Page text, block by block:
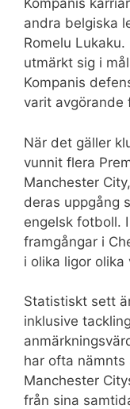
Kompanis
andra belgiska
Romelu
utmärkt sig i
Kompanis
varit avgörande
När det gäller
vunnit flera
Manchester
deras uppgång
engelsk fotboll.
framgångar i
i olika ligor olika
Statistiskt sett
inklusive
har ofta nämnts
Manchester
från sina